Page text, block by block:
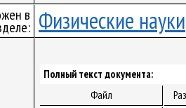
в Физические науки
Полный текст документа:
Файл